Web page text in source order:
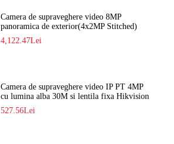
Camera de supraveghere video 8MP
panoramica de exterior(4x2MP Stitched)
Navaio NGC-7482PR
4,122.47Lei
Camera de supraveghere video IP PT 4MP
cu lumina alba 30M si lentila fixa Hikvision
DS-2DE2C400SCG-E F1
527.56Lei